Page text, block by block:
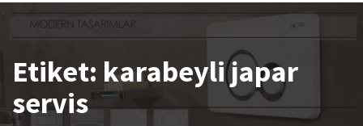
Etiket: karabeyli japar
servis